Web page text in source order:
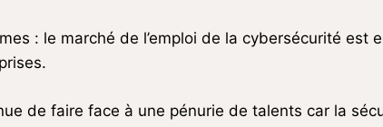
: le marché de l’emploi de la cybersécurité est
de faire face à une pénurie de talents car la